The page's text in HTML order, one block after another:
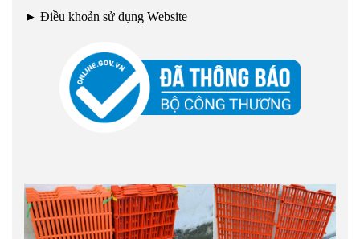
► Điều khoản sử dụng Website